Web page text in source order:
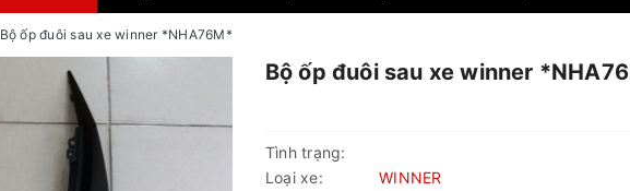
Bộ ốp đuôi sau xe winner *NHA76M*
Bộ ốp đuôi sau xe winner
Tình trạng:
Loại xe:
WINNER